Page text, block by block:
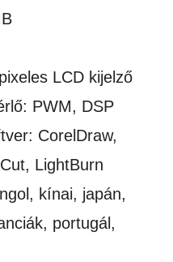
LCD kijelző
PWM, DSP
CorelDraw,
LightBurn
kínai, japán,
portugál,